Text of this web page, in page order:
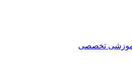
آموزشی تخصصی